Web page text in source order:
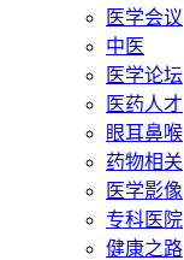
医学会议
中医
医学论坛
医药人才
眼耳鼻喉
药物相关
医学影像
专科医院
健康之路